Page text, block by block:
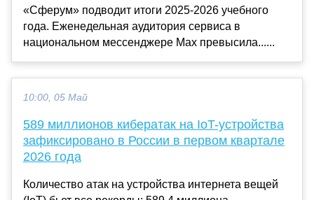
«Сферум» подводит итоги 2025-2026 учебного
года. Еженедельная аудитория сервиса в
национальном мессенджере Мах превысила......
10:00, 05 Май
589 миллионов кибератак на IoT-устройства
зафиксировано в России в первом квартале
2026 года
Количество атак на устройства интернета вещей